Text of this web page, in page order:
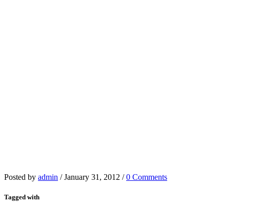
Posted by admin / January 31, 2012 / 0 Comments
Tagged with